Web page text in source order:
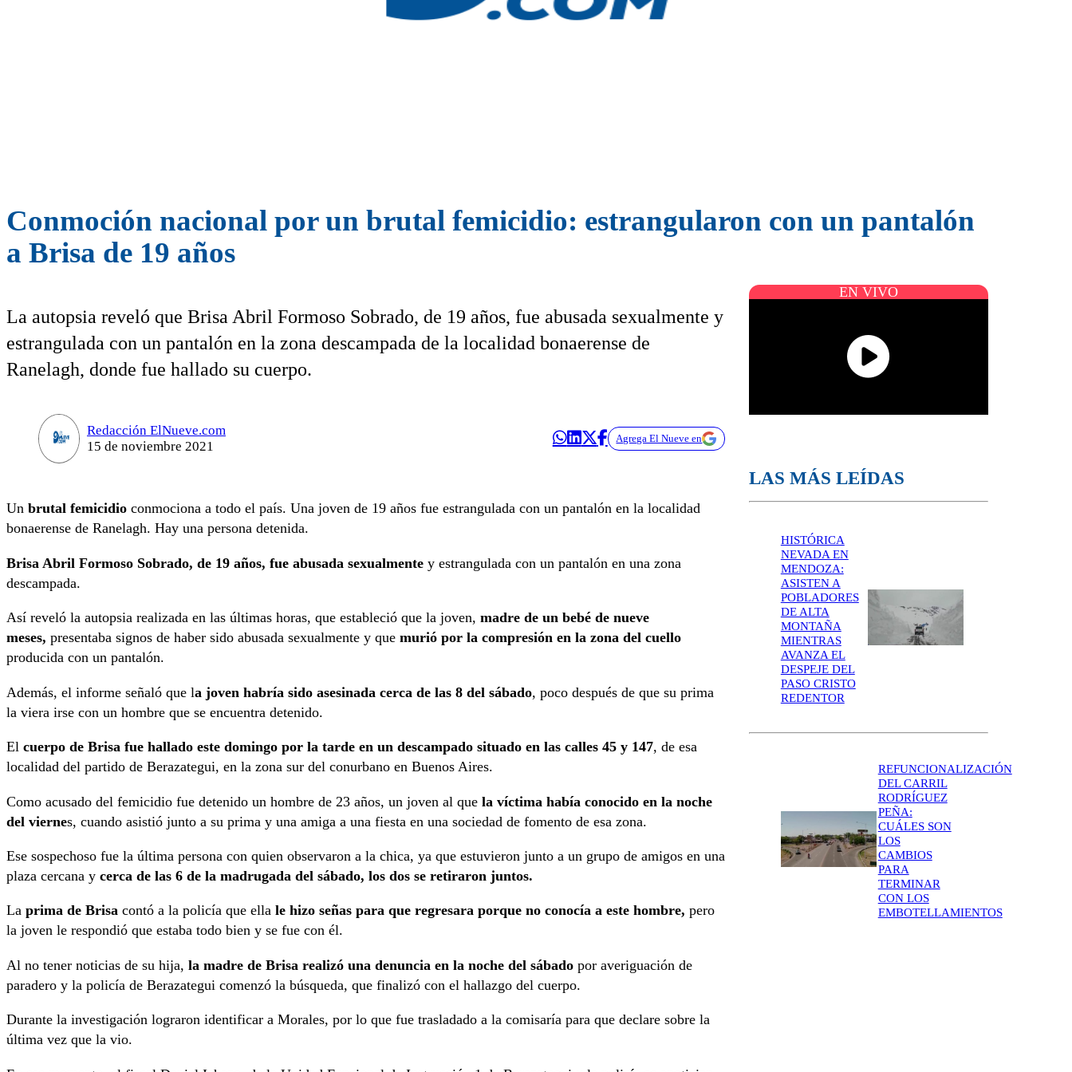
Conmoción nacional por un brutal femicidio: estrangularon con un pantalón
a Brisa de 19 años
La autopsia reveló que Brisa Abril Formoso Sobrado, de 19 años, fue abusada sexualmente y
estrangulada con un pantalón en la zona descampada de la localidad bonaerense de
Ranelagh, donde fue hallado su cuerpo.
Redacción ElNueve.com
15 de noviembre 2021
Agrega El Nueve en
Un brutal femicidio conmociona a todo el país. Una joven de 19 años fue estrangulada con un pantalón en la localidad
bonaerense de Ranelagh. Hay una persona detenida.
Brisa Abril Formoso Sobrado, de 19 años, fue abusada sexualmente y estrangulada con un pantalón en una zona
descampada.
Así reveló la autopsia realizada en las últimas horas, que estableció que la joven, madre de un bebé de nueve
meses, presentaba signos de haber sido abusada sexualmente y que murió por la compresión en la zona del cuello
producida con un pantalón.
Además, el informe señaló que la joven habría sido asesinada cerca de las 8 del sábado, poco después de que su prima
la viera irse con un hombre que se encuentra detenido.
El cuerpo de Brisa fue hallado este domingo por la tarde en un descampado situado en las calles 45 y 147, de esa
localidad del partido de Berazategui, en la zona sur del conurbano en Buenos Aires.
Como acusado del femicidio fue detenido un hombre de 23 años, un joven al que la víctima había conocido en la noche
del viernes, cuando asistió junto a su prima y una amiga a una fiesta en una sociedad de fomento de esa zona.
Ese sospechoso fue la última persona con quien observaron a la chica, ya que estuvieron junto a un grupo de amigos en una
plaza cercana y cerca de las 6 de la madrugada del sábado, los dos se retiraron juntos.
La prima de Brisa contó a la policía que ella le hizo señas para que regresara porque no conocía a este hombre, pero
la joven le respondió que estaba todo bien y se fue con él.
Al no tener noticias de su hija, la madre de Brisa realizó una denuncia en la noche del sábado por averiguación de
paradero y la policía de Berazategui comenzó la búsqueda, que finalizó con el hallazgo del cuerpo.
Durante la investigación lograron identificar a Morales, por lo que fue trasladado a la comisaría para que declare sobre la
última vez que la vio.
EN VIVO
LAS MÁS LEÍDAS
HISTÓRICA
NEVADA EN
MENDOZA:
ASISTEN A
POBLADORES
DE ALTA
MONTAÑA
MIENTRAS
AVANZA EL
DESPEJE DEL
PASO CRISTO
REDENTOR
REFUNCIONALIZACIÓN
DEL CARRIL
RODRÍGUEZ
PEÑA:
CUÁLES SON
LOS
CAMBIOS
PARA
TERMINAR
CON LOS
EMBOTELLAMIENTOS